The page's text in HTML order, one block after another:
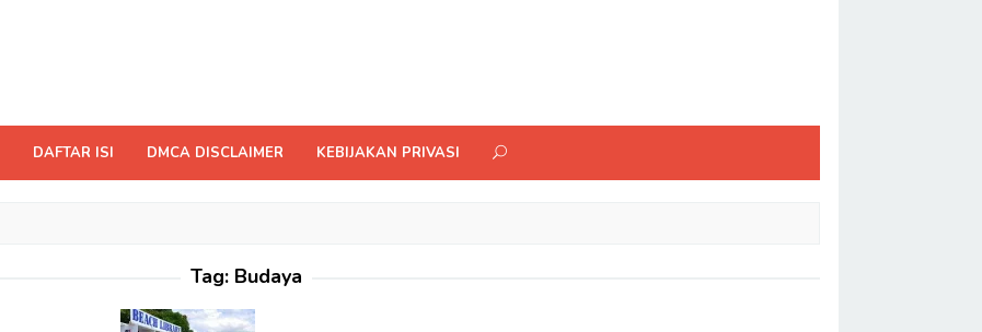
DAFTAR ISI DMCA DISCLAIMER KEBIJAKAN PRIVASI
Tag: Budaya